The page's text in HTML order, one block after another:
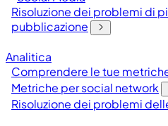
Risoluzione dei problemi di
pubblicazione
Analitica
Comprendere le tue
Metriche per social network
Risoluzione dei problemi